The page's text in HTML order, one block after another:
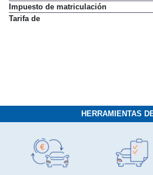
Impuesto de matriculación
Tarifa de
HERRAMIENTAS